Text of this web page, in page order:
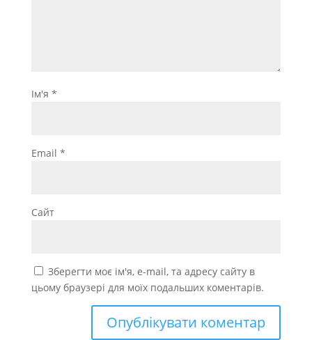
Ім'я *
Email *
Сайт
Зберегти моє ім'я, e-mail, та адресу сайту в
цьому браузері для моїх подальших коментарів.